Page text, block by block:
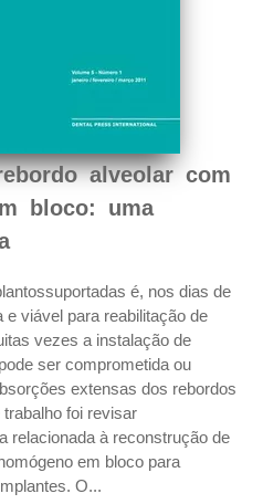
alveolar com
bloco: uma
é, nos dias de
e viável para reabilitação de
vezes a instalação de
ser comprometida ou
extensas dos rebordos
foi revisar
relacionada à reconstrução de
em bloco para
O...